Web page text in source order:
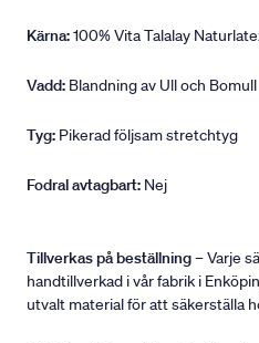
Kärna:100% Vita Talalay
Vadd: Blandning av Ull och Bomull
Tyg: Pikerad följsam stretchtyg
Fodral avtagbart: Nej
Tillverkas på beställning– Varje
handtillverkad i vår fabrik i
utvalt material för att säkerställa